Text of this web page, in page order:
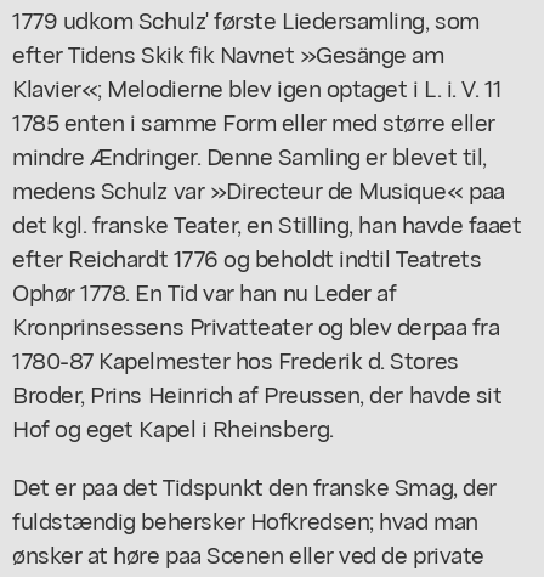
1779 udkom Schulz' første Liedersamling, som
efter Tidens Skik fik Navnet »Gesänge am
Klavier«; Melodierne blev igen optaget i L. i. V. 11
1785 enten i samme Form eller med større eller
mindre Ændringer. Denne Samling er blevet til,
medens Schulz var »Directeur de Musique« paa
det kgl. franske Teater, en Stilling, han havde faaet
efter Reichardt 1776 og beholdt indtil Teatrets
Ophør 1778. En Tid var han nu Leder af
Kronprinsessens Privatteater og blev derpaa fra
1780-87 Kapelmester hos Frederik d. Stores
Broder, Prins Heinrich af Preussen, der havde sit
Hof og eget Kapel i Rheinsberg.
Det er paa det Tidspunkt den franske Smag, der
fuldstændig behersker Hofkredsen; hvad man
ønsker at høre paa Scenen eller ved de private